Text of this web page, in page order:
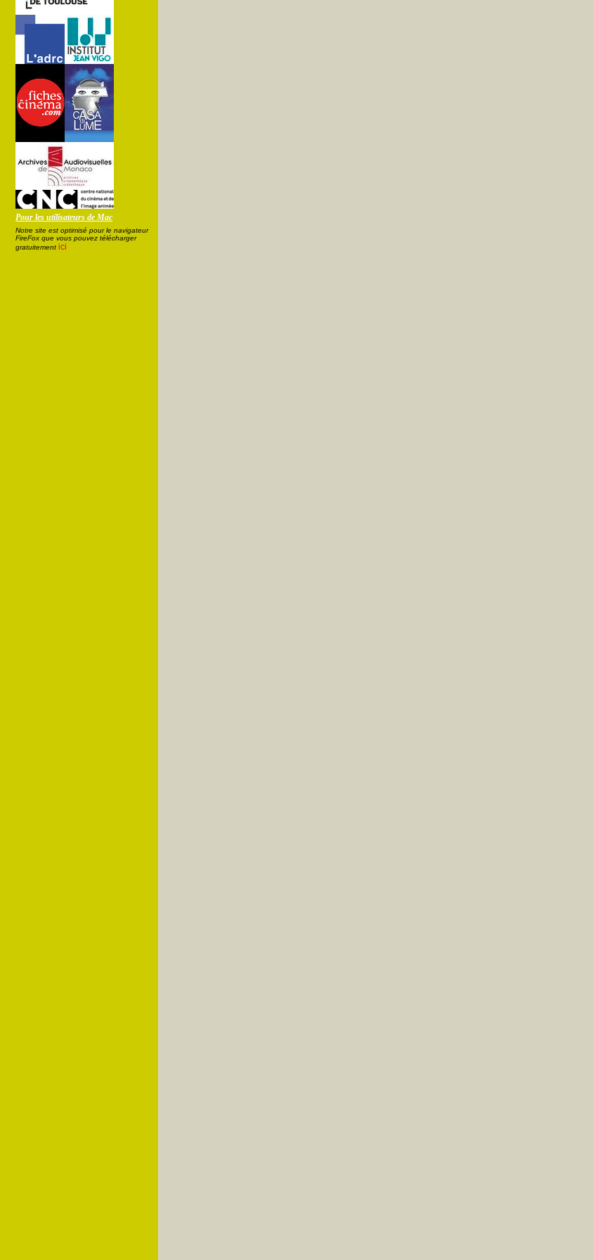
Pour les utilisateurs de Mac
Notre site est optimisé pour le navigateur
FireFox que vous pouvez télécharger
gratuitement ici